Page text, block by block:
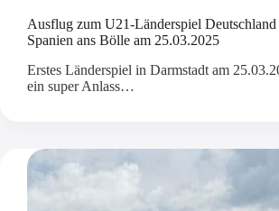
Ausflug zum U21-Länderspiel Deutschland
Spanien ans Bölle am 25.03.2025
Erstes Länderspiel in Darmstadt am
ein super Anlass…